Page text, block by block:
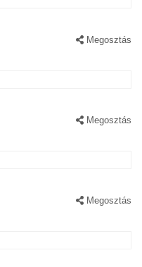
Megosztás
Megosztás
Megosztás